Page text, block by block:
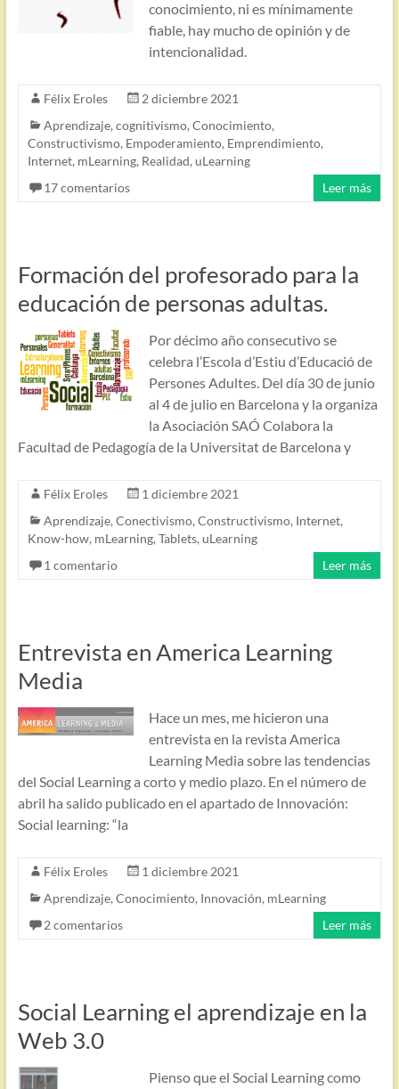
conocimiento, ni es mínimamente
fiable, hay mucho de opinión y de
intencionalidad.
Félix Eroles
2 diciembre 2021
Aprendizaje, cognitivismo, Conocimiento,
Constructivismo, Empoderamiento, Emprendimiento,
Internet, mLearning, Realidad, uLearning
17 comentarios
Leer más
Formación del profesorado para la
educación de personas adultas.
Por décimo año consecutivo se
celebra l’Escola d’Estiu d’Educació de
Persones Adultes. Del día 30 de junio
al 4 de julio en Barcelona y la organiza
la Asociación SAÓ Colabora la
Facultad de Pedagogía de la Universitat de Barcelona y
Félix Eroles
1 diciembre 2021
Aprendizaje, Conectivismo, Constructivismo, Internet,
Know-how, mLearning, Tablets, uLearning
1 comentario
Leer más
Entrevista en America Learning
Media
Hace un mes, me hicieron una
entrevista en la revista America
Learning Media sobre las tendencias
del Social Learning a corto y medio plazo. En el número de
abril ha salido publicado en el apartado de Innovación:
Social learning: “la
Félix Eroles
1 diciembre 2021
Aprendizaje, Conocimiento, Innovación, mLearning
2 comentarios
Leer más
Social Learning el aprendizaje en la
Web 3.0
Pienso que el Social Learning como